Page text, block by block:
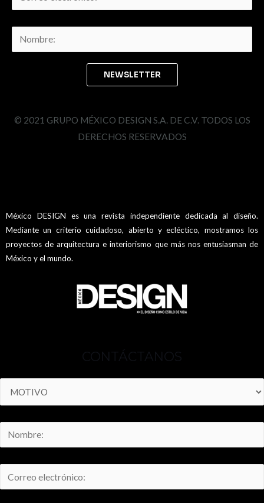
© 2021 GRUPO MÉXICO DESIGN S.A. DE C.V. TODOS LOS
DERECHOS RESERVADOS
México DESIGN es una revista independiente dedicada al diseño.
Mediante un criterio cuidadoso, abierto y ecléctico, mostramos los
proyectos de arquitectura e interiorismo que más nos entusiasman de
México y el mundo.
CONTÁCTANOS